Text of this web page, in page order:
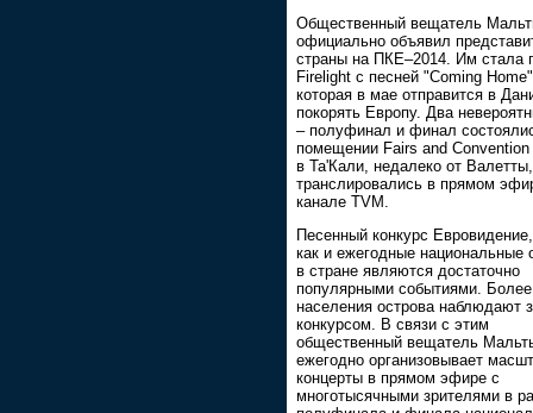
Общественный вещатель
официально объявил
страны на ПКЕ–2014. Им стала
Firelight с песней "Coming
которая в мае отправится в
покорять Европу. Два
– полуфинал и финал
помещении Fairs and Convention
в Та'Кали, недалеко от
транслировались в прямом
канале TVM.
Песенный конкурс
как и ежегодные национальные
в стране являются достаточно
популярными событиями.
населения острова наблюдают
конкурсом. В связи с этим
общественный вещатель
ежегодно организовывает
концерты в прямом эфире с
многотысячными зрителями в